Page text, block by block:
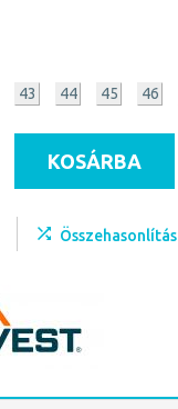
43 44 45 46
KOSÁRBA
Összehasonlítás